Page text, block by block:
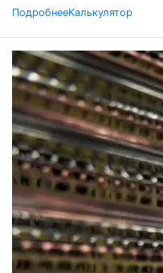
ПодробнееКалькулятор